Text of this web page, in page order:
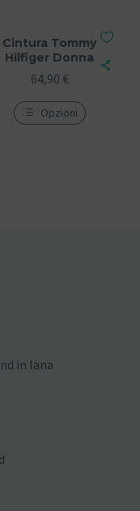
Cintura Tommy
Hilfiger Donna
64,90 €
Opzioni
in lana